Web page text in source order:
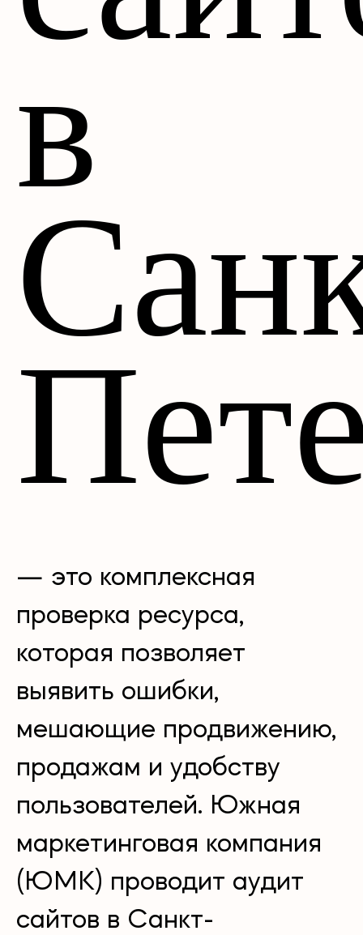
в
— это комплексная
проверка ресурса,
которая позволяет
выявить ошибки,
мешающие продвижению,
продажам и удобству
пользователей. Южная
маркетинговая компания
(ЮМК) проводит аудит
сайтов в Санкт-